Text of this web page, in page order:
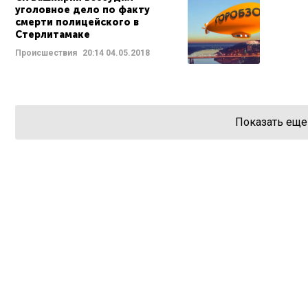
уголовное дело по факту
смерти полицейского в
Стерлитамаке
Происшествия 20:14 04.05.2018
Показать